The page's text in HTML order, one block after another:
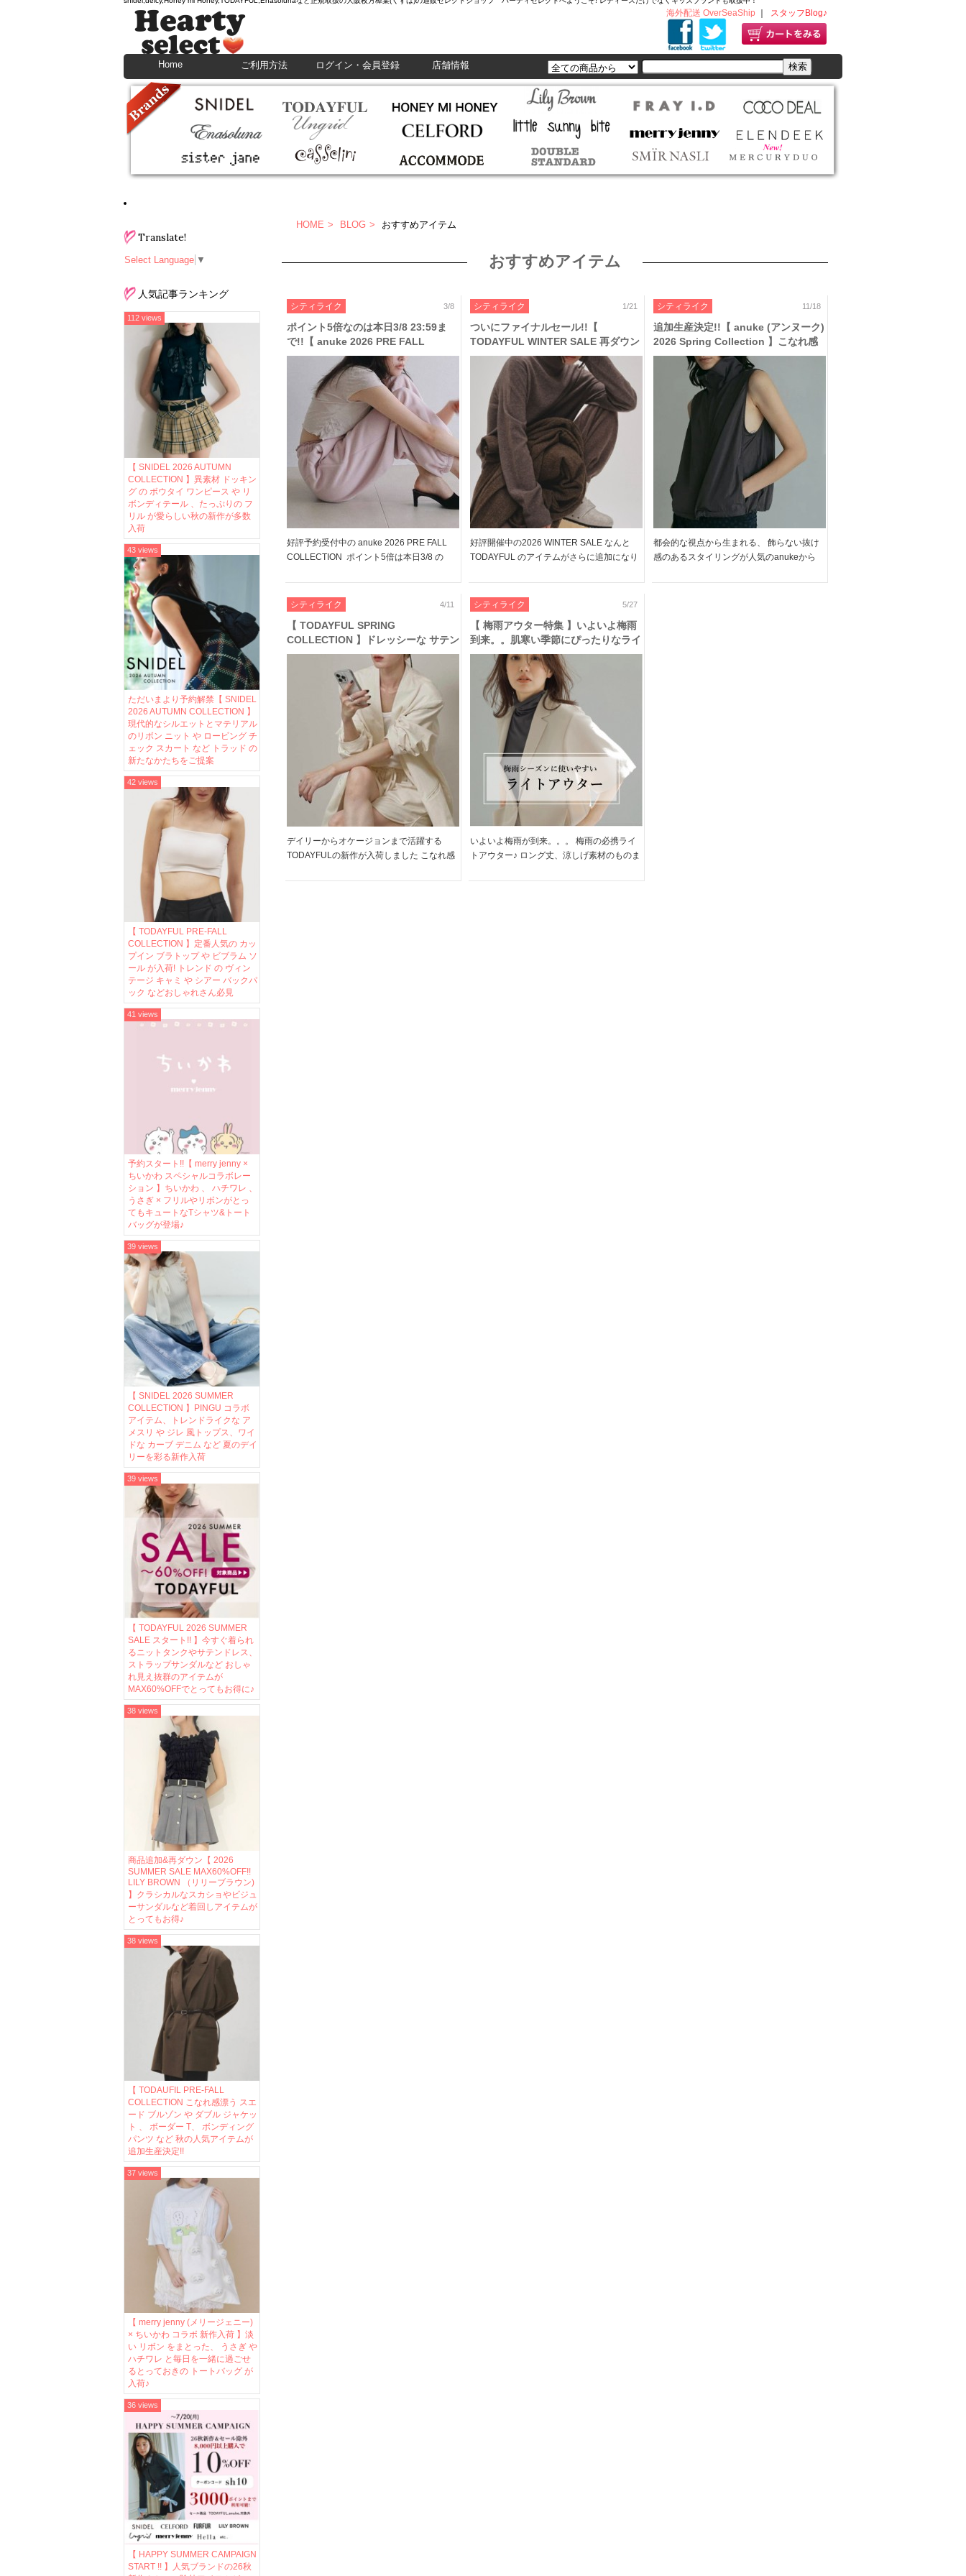
海外配送 OverSeaShip スタッフBlog♪
Home ご利用方法 ログイン・会員登録 店舗情報
Translate!
Select Language ▼
人気記事ランキング
【 SNIDEL 2026 AUTUMN
COLLECTION 】異素材 ドッキン
グ の ボウタイ ワンピース や リ
ボンディテール 、たっぷりの フ
リル が愛らしい秋の新作が多数
入荷
112 views
ただいまより予約解禁【 SNIDEL
2026 AUTUMN COLLECTION 】
現代的なシルエットとマテリアル
のリボン ニット や ロービング チ
ェック スカート など トラッド の
新たなかたちをご提案
43 views
【 TODAYFUL PRE-FALL
COLLECTION 】定番人気の カッ
プイン ブラトップ や ビブラム ソ
ール が入荷! トレンド の ヴィン
テージ キャミ や シアー バックパ
ック などおしゃれさん必見
42 views
予約スタート!!【 merry jenny ×
ちいかわ スペシャルコラボレー
ション 】ちいかわ 、 ハチワレ 、
うさぎ × フリルやリボンがとっ
てもキュートなTシャツ&トート
バッグが登場♪
41 views
【 SNIDEL 2026 SUMMER
COLLECTION 】PINGU コラボ
アイテム、トレンドライクな ア
メスリ や ジレ 風トップス、ワイ
ドな カーブ デニム など 夏のデイ
リーを彩る新作入荷
39 views
【 TODAYFUL 2026 SUMMER
SALE スタート!! 】今すぐ着られ
るニットタンクやサテンドレス、
ストラップサンダルなど おしゃ
れ見え抜群のアイテムが
MAX60%OFFでとってもお得に♪
39 views
商品追加&再ダウン【 2026
SUMMER SALE MAX60%OFF!!
LILY BROWN （リリーブラウン)
】クラシカルなスカショやビジュ
ーサンダルなど着回しアイテムが
とってもお得♪
38 views
【 TODAUFIL PRE-FALL
COLLECTION こなれ感漂う スエ
ード ブルゾン や ダブル ジャケッ
ト 、 ボーダー T、 ボンディング
パンツ など 秋の人気アイテムが
追加生産決定!!
38 views
【 merry jenny (メリージェニー)
× ちいかわ コラボ 新作入荷 】淡
い リボン をまとった、 うさぎ や
ハチワレ と毎日を一緒に過ごせ
るとっておきの トートバッグ が
入荷♪
37 views
【 HAPPY SUMMER CAMPAIGN
START !! 】人気ブランドの26秋
36 views
HOME BLOG おすすめアイテム
おすすめアイテム
シティライク 3/8
ポイント5倍なのは本日3/8 23:59ま
で!!【 anuke 2026 PRE FALL
COLLECTION 】 人気の フリース パ
ンツ や MA-2 フライト ジャケット 、
ボーダー ロンＴ など先行予約受付中
好評予約受付中の anuke 2026 PRE FALL
COLLECTION ポイント5倍は本日3/8 の
テールとラフな着心地が両立した こなれ感
漂うanuke 秋の […]
シティライク 1/21
ついにファイナルセール!!【
TODAYFUL WINTER SALE 再ダウン
&商品追加】カシミヤ ニット や ボリ
ューム ストール など着回し力の高い
アイテムがとってもお得に♪
好評開催中の2026 WINTER SALE なんと
TODAYFUL のアイテムがさらに追加になり
クーンパンツなど デイリーやおでかけに今
すぐ着られる、万能アイテム ぜひこの […]
シティライク 11/18
追加生産決定!!【 anuke (アンヌーク)
2026 Spring Collection 】こなれ感
漂う シアー ジップベスト や ワッフル
コンビネゾン 、レザー スリッポン が
予約受付中
都会的な視点から生まれる、 飾らない抜け
感のあるスタイリングが人気のanukeから
加生産決定! グレーやブラックを基調に、 マ
シティライク 4/11
【 TODAYFUL SPRING
COLLECTION 】ドレッシーな サテン
ジャケット & ショートパンツ や レザ
ーサンダル など、シティライクな春
の新作多数入荷
デイリーからオケージョンまで活躍する
TODAYFULの新作が入荷しました こなれ感
ョートパンツに アッパーデザインが可愛い
シティライク 5/27
【 梅雨アウター特集 】いよいよ梅雨
到来。。肌寒い季節にぴったりなライ
トアウターをチェック
いよいよ梅雨が到来。。。 梅雨の必携ライ
トアウター♪ ロング丈、涼しげ素材のものま
策アイテムも。。。 是非チェックしてくだ